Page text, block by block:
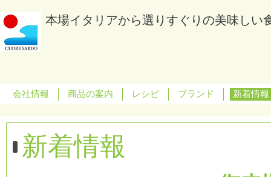
本場イタリアから選りすぐりの美味しい
会社情報 商品の案内 レシピ ブランド 新着情報
新着情報